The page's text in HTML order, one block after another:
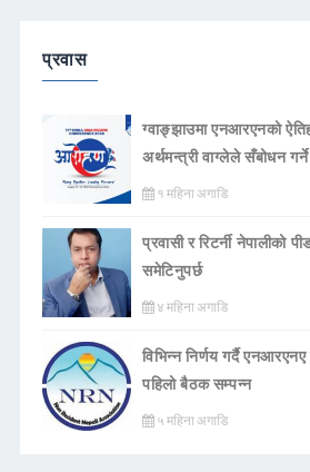
प्रवास
ग्वाङ्झाउमा एनआरएनको
अर्थमन्त्री वाग्लेले सँबोधन गर्ने
१ महिना अगाडि
प्रवासी र रिटर्नी नेपालीको
समेटिनुपर्छ
४ महिना अगाडि
विभिन्न निर्णय गर्दै
पहिलो बैठक सम्पन्न
५ महिना अगाडि